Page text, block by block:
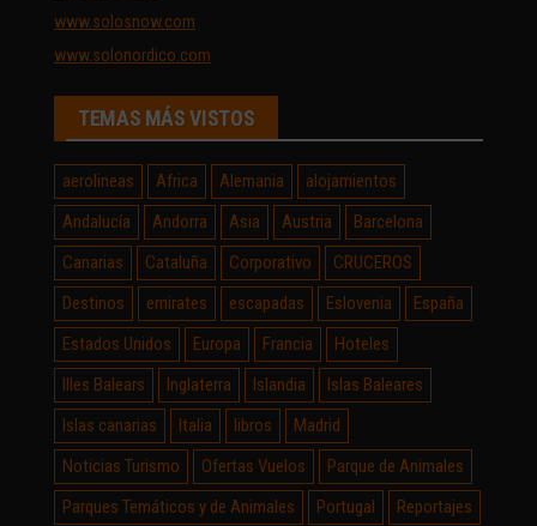
www.solosnow.com
www.solonordico.com
TEMAS MÁS VISTOS
aerolineas Africa Alemania
alojamientos
Andalucía
Andorra Asia Austria
Barcelona
Canarias
Cataluña Corporativo
CRUCEROS
Destinos
emirates escapadas Eslovenia
España
Estados Unidos
Europa Francia
Hoteles
Illes Balears
Inglaterra Islandia
Islas Baleares
Islas canarias
Italia libros
Madrid
Noticias Turismo
Ofertas Vuelos
Parque de Animales
Parques Temáticos y de Animales
Portugal
Reportajes